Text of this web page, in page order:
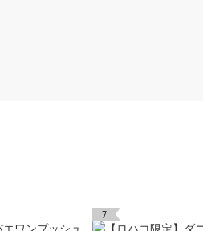
7